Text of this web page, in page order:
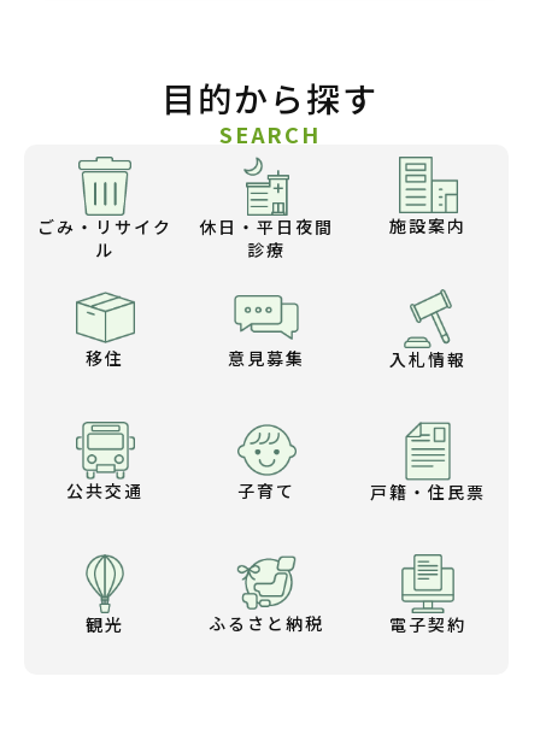
目的から探す
SEARCH
ごみ・リサイク
ル
休日・平日夜間
診療
施設案内
移住 意見募集 入札情報
公共交通 子育て 戸籍・住民票
観光 ふるさと納税 電子契約